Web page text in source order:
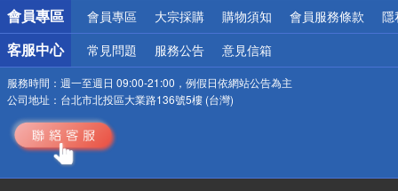
會員專區 會員專區 大宗採購 購物須知 會員服務條款 隱
客服中心 常見問題 服務公告 意見信箱
服務時間： 週一至週日 09:00-21:00，例假日依網站公告為主
公司地址： 台北市北投區大業路136號5樓 (台灣)